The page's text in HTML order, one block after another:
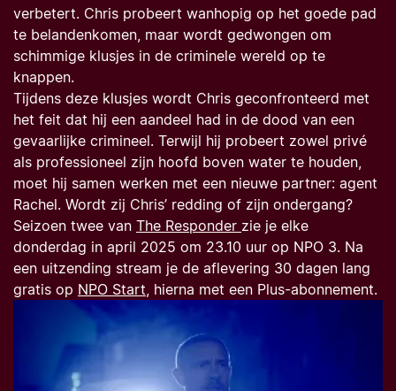
verbetert. Chris probeert wanhopig op het goede pad
te belandenkomen, maar wordt gedwongen om
schimmige klusjes in de criminele wereld op te
knappen.
Tijdens deze klusjes wordt Chris geconfronteerd met
het feit dat hij een aandeel had in de dood van een
gevaarlijke crimineel. Terwijl hij probeert zowel privé
als professioneel zijn hoofd boven water te houden,
moet hij samen werken met een nieuwe partner: agent
Rachel. Wordt zij Chris’ redding of zijn ondergang?
Seizoen twee van The Responder zie je elke
donderdag in april 2025 om 23.10 uur op NPO 3. Na
een uitzending stream je de aflevering 30 dagen lang
gratis op NPO Start , hierna met een Plus-abonnement.